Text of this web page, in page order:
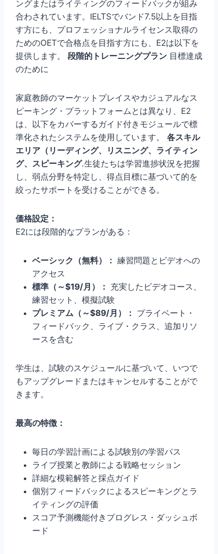
ングまたはライティングのフィードバックが組み
合わされています。IELTSでバンド7.5以上を目指
す方にも、プロフェッショナルライセンス取得の
ためのOETで合格点を目指す方にも、E2は以下を
提供します。 段階的トレーニングプラン 目標達成
のために
家庭教師のマーケットプレイスやカジュアルなス
ピーキング・プラットフォームとは異なり、E2
は、以下をカバーするガイド付きモジュールで標
準化されたシステムを使用しています。 各スキル
エリア（リーディング、リスニング、ライティン
グ、スピーキング.生徒たちは学習進捗状況を把握
し、弱点分野を特定し、得点目標に基づいて的を
絞ったサポートを受けることができる。
価格設定：
E2には段階的なプランがある：
ベーシック（無料）： 練習問題とビデオへの
アクセス
標準（～$19/月）： 充実したビデオコース、
練習セット、模擬試験
プレミアム（～$89/月）： プライベート・
フィードバック、ライブ・クラス、追加リソ
ースを含む
学生は、試験のスケジュールに基づいて、いつで
もアップグレードまたはキャンセルすることがで
きます。
最高の特徴：
毎日の学習計画による試験別の学習パス
ライブ授業と教師による戦略セッション
詳細な模範解答と採点ガイド
個別フィードバックによるスピーキングとラ
イティングの評価
スコア予測機能付きプログレス・ダッシュボ
ード